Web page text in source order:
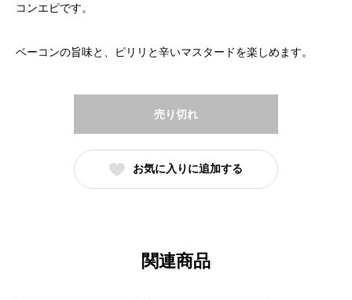
コンエピです。
ベーコンの旨味と、ピリリと辛いマスタードを楽しめます。
売り切れ
お気に入りに追加する
関連商品